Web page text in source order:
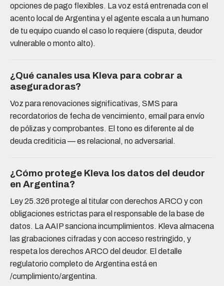
opciones de pago flexibles. La voz está entrenada con el
acento local de Argentina y el agente escala a un humano
de tu equipo cuando el caso lo requiere (disputa, deudor
vulnerable o monto alto).
¿Qué canales usa Kleva para cobrar a
aseguradoras?
Voz para renovaciones significativas, SMS para
recordatorios de fecha de vencimiento, email para envío
de pólizas y comprobantes. El tono es diferente al de
deuda crediticia — es relacional, no adversarial.
¿Cómo protege Kleva los datos del deudor
en Argentina?
Ley 25.326 protege al titular con derechos ARCO y con
obligaciones estrictas para el responsable de la base de
datos. La AAIP sanciona incumplimientos. Kleva almacena
las grabaciones cifradas y con acceso restringido, y
respeta los derechos ARCO del deudor. El detalle
regulatorio completo de Argentina está en
/cumplimiento/argentina.